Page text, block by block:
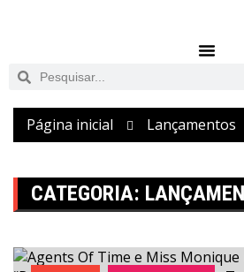
Página inicial Lançamentos
CATEGORIA: